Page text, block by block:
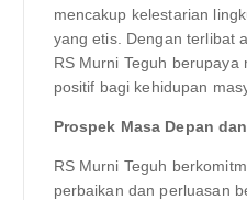
mencakup kelestarian
yang etis. Dengan terlibat
RS Murni Teguh berupaya
positif bagi kehidupan
Prospek Masa Depan
RS Murni Teguh
perbaikan dan perluasan